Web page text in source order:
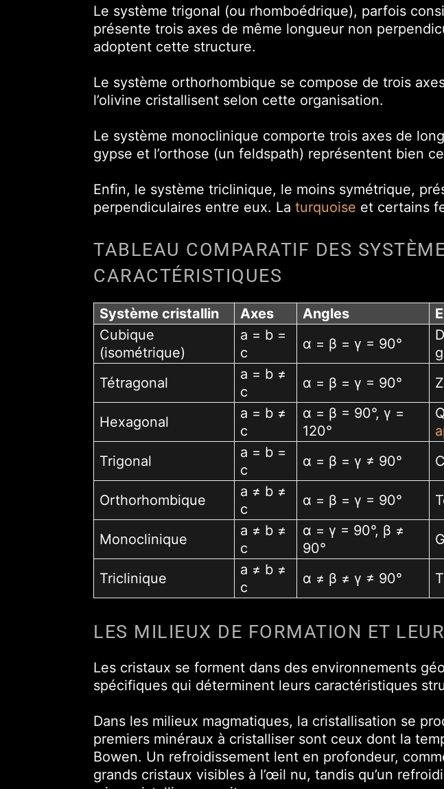
Le système trigonal (ou rhomboédrique), parfois
présente trois axes de même longueur non
adoptent cette structure.
Le système orthorhombique se compose de trois
l’olivine cristallisent selon cette organisation.
Le système monoclinique comporte trois axes de
gypse et l’orthose (un feldspath) représentent bien
Enfin, le système triclinique, le moins symétrique,
perpendiculaires entre eux. La turquoise et certains
TABLEAU COMPARATIF DES
CARACTÉRISTIQUES
Système cristallin Axes Angles
Cubique
(isométrique)
a = b =
c
α = β = γ = 90°
Tétragonal
a = b ≠
c
α = β = γ = 90°
Hexagonal
a = b ≠
c
α = β = 90°, γ =
120°
Trigonal
a = b =
c
α = β = γ ≠ 90°
Orthorhombique
a ≠ b ≠
c
α = β = γ = 90°
Monoclinique
a ≠ b ≠
c
α = γ = 90°, β ≠
90°
Triclinique
a ≠ b ≠
c
α ≠ β ≠ γ ≠ 90°
LES MILIEUX DE FORMATION ET
Les cristaux se forment dans des environnements
spécifiques qui déterminent leurs caractéristiques
Dans les milieux magmatiques, la cristallisation se
premiers minéraux à cristalliser sont ceux dont la
Bowen. Un refroidissement lent en profondeur,
grands cristaux visibles à l’œil nu, tandis qu’un